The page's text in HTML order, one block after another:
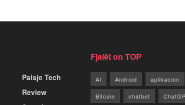
Paisje Tech
Review
Fjalët on TOP
AI Android aplikacion
Bitcoin chatbot